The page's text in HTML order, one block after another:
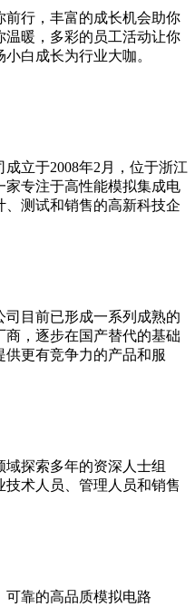
行，丰富的成长机会助你
暖，多彩的员工活动让你
白成长为行业大咖。
立于2008年2月，位于浙江
专注于高性能模拟集成电
测试和销售的高新科技企
目前已形成一系列成熟的
，逐步在国产替代的基础
供更有竞争力的产品和服
探索多年的资深人士组
术人员、管理人员和销售
可靠的高品质模拟电路